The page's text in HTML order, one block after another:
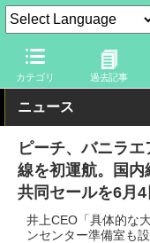
カテゴリ 過去記事
トラベル Watch 企業・
ニュース
ピーチ、バニラ
線を初運航。国
共同セールを6月4
井上CEO「具体的な
ンセンター準備室も